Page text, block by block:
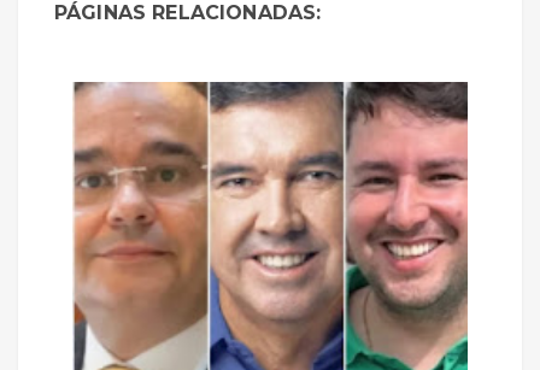
PÁGINAS RELACIONADAS: